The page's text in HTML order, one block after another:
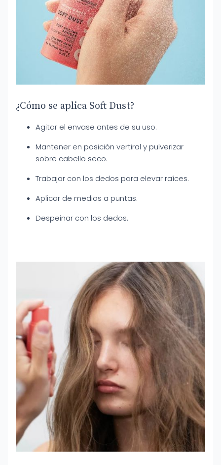
¿Cómo se aplica Soft Dust?
Agitar el envase antes de su uso.
Mantener en posición vertiral y pulverizar
sobre cabello seco.
Trabajar con los dedos para elevar raíces.
Aplicar de medios a puntas.
Despeinar con los dedos.